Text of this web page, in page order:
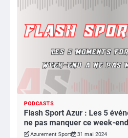
PODCASTS
Flash Sport Azur : Les 5
ne pas manquer ce week-
Azurement Sport 31 mai 2024